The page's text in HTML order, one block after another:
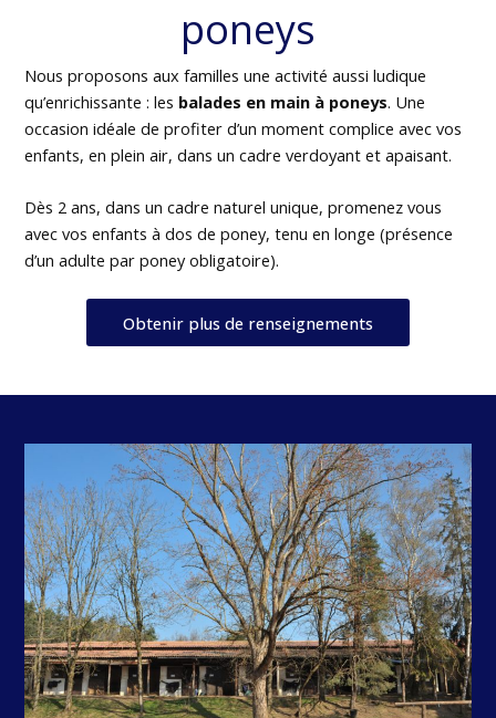
poneys
Nous proposons aux familles une activité aussi ludique
qu’enrichissante : les balades en main à poneys. Une
occasion idéale de profiter d’un moment complice avec vos
enfants, en plein air, dans un cadre verdoyant et apaisant.
Dès 2 ans, dans un cadre naturel unique, promenez vous
avec vos enfants à dos de poney, tenu en longe (présence
d’un adulte par poney obligatoire).
Obtenir plus de renseignements